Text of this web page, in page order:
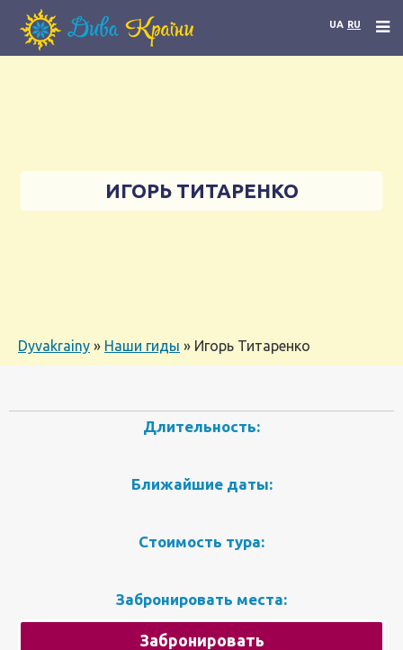
UA RU
ИГОРЬ ТИТАРЕНКО
Dyvakrainy » Наши гиды » Игорь Титаренко
Длительность:
Ближайшие даты:
Стоимость тура:
Забронировать места:
Забронировать